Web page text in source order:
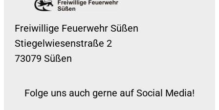
Freiwillige Feuerwehr Süßen
Stiegelwiesenstraße 2
73079 Süßen
Folge uns auch gerne auf Social Media!